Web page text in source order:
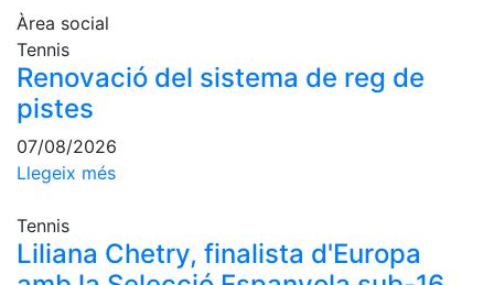
Freqüents
(FAQs)
Treballa amb
nosaltres
Àrea esportiva
Tennis
Escola de
tennis
Next Gen
Àrea social
Tennis
Renovació del sistema de reg de
pistes
07/08/2026
Llegeix més
Tennis
Liliana Chetry, finalista d'Europa